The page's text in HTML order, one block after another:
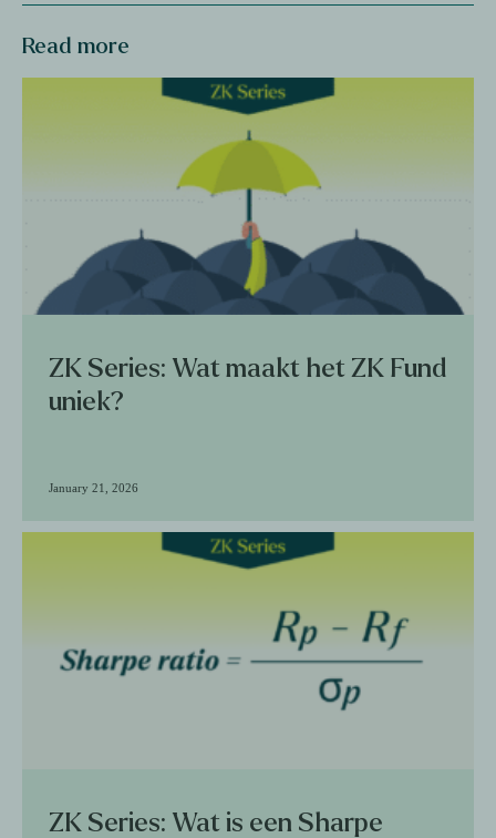
Read more
ZK Series: Wat maakt het ZK Fund
uniek?
January 21, 2026
ZK Series: Wat is een Sharpe